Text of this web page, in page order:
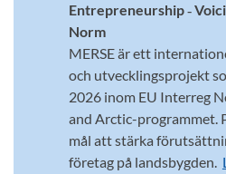
Entrepreneurship ‑
Norm
MERSE är ett
och utvecklingsprojekt
2026 inom EU Interreg
and Arctic-programmet.
mål att stärka
företag på landsbygden.